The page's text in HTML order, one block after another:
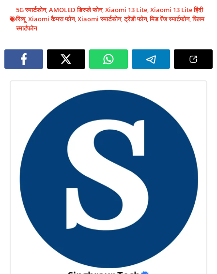
5G स्मार्टफोन,AMOLED डिस्प्ले फोन,Xiaomi 13 Lite,Xiaomi 13 Lite हिंदी
रिव्यू,Xiaomi कैमरा फोन,Xiaomi स्मार्टफोन,ट्रेंडी फोन,मिड रेंज स्मार्टफोन,स्लिम
स्मार्टफोन